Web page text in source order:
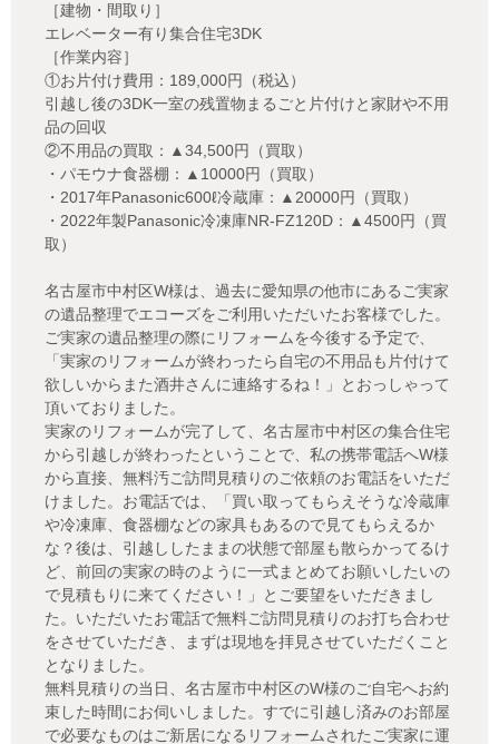
［建物・間取り］
エレベーター有り集合住宅3DK
［作業内容］
①お片付け費用：189,000円（税込）
引越し後の3DK一室の残置物まるごと片付けと家財や不用
品の回収
②不用品の買取：▲34,500円（買取）
・パモウナ食器棚：▲10000円（買取）
・2017年Panasonic600ℓ冷蔵庫：▲20000円（買取）
・2022年製Panasonic冷凍庫NR-FZ120D：▲4500円（買
取）
名古屋市中村区W様は、過去に愛知県の他市にあるご実家
の遺品整理でエコーズをご利用いただいたお客様でした。
ご実家の遺品整理の際にリフォームを今後する予定で、
「実家のリフォームが終わったら自宅の不用品も片付けて
欲しいからまた酒井さんに連絡するね！」とおっしゃって
頂いておりました。
実家のリフォームが完了して、名古屋市中村区の集合住宅
から引越しが終わったということで、私の携帯電話へW様
から直接、無料汚ご訪問見積りのご依頼のお電話をいただ
けました。お電話では、「買い取ってもらえそうな冷蔵庫
や冷凍庫、食器棚などの家具もあるので見てもらえるか
な？後は、引越ししたままの状態で部屋も散らかってるけ
ど、前回の実家の時のように一式まとめてお願いしたいの
で見積もりに来てください！」とご要望をいただきまし
た。いただいたお電話で無料ご訪問見積りのお打ち合わせ
をさせていただき、まずは現地を拝見させていただくこと
となりました。
無料見積りの当日、名古屋市中村区のW様のご自宅へお約
束した時間にお伺いしました。すでに引越し済みのお部屋
で必要なものはご新居になるリフォームされたご実家に運